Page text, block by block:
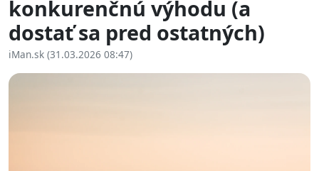
konkurenčnú výhodu (a
dostať sa pred ostatných)
iMan.sk (31.03.2026 08:47)